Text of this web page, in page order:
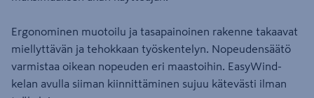
Ergonominen muotoilu ja tasapainoinen rakenne takaavat
miellyttävän ja tehokkaan työskentelyn. Nopeudensäätö
varmistaa oikean nopeuden eri maastoihin. EasyWind-
kelan avulla siiman kiinnittäminen sujuu kätevästi ilman